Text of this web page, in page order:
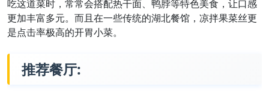
吃这道菜时，常常会搭配热干面、鸭脖等特色美食，让口感
更加丰富多元。而且在一些传统的湖北餐馆，凉拌果菜丝更
是点击率极高的开胃小菜。
推荐餐厅: